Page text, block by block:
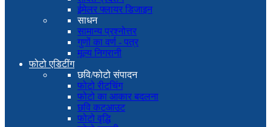
ईमेलर फ्लायर डिजाइन
साधन
सामान्य प्रश्नोत्तर
गुणों का वर्ण - पत्र
मूल्य निगरानी
फोटो एडिटींग
छवि/फोटो संपादन
फोटो रीटचिंग
फोटो का आकार बदलना
छवि कटआउट
फोटो वृद्धि